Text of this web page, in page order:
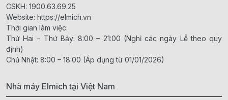
CSKH: 1900.63.69.25
Website: https://elmich.vn
Thời gian làm việc:
Thứ Hai – Thứ Bảy: 8:00 – 21:00 (Nghỉ các ngày Lễ theo quy
định)
Chủ Nhật: 8:00 – 18:00 (Áp dụng từ 01/01/2026)
Nhà máy Elmich tại Việt Nam